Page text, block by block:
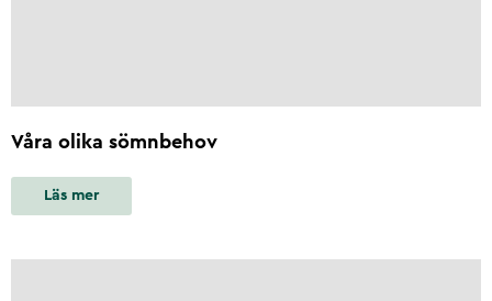
Våra olika sömnbehov
Läs mer